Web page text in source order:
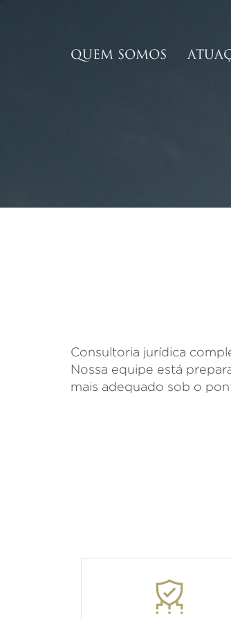
QUEM SOMOS
Consultoria jurídica
Nossa equipe está
mais adequado sob o